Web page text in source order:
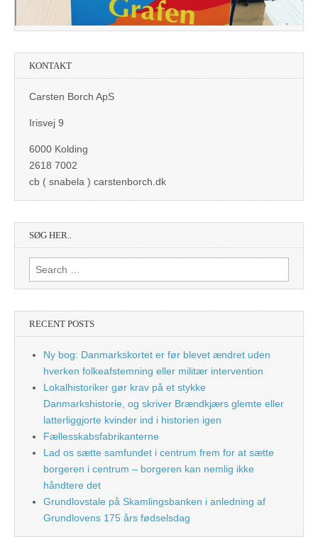
KONTAKT
Carsten Borch ApS
Irisvej 9
6000 Kolding
2618 7002
cb ( snabela ) carstenborch.dk
SØG HER..
Search
for:
RECENT POSTS
Ny bog: Danmarkskortet er før blevet ændret uden
hverken folkeafstemning eller militær intervention
Lokalhistoriker gør krav på et stykke
Danmarkshistorie, og skriver Brændkjærs glemte eller
latterliggjorte kvinder ind i historien igen
Fællesskabsfabrikanterne
Lad os sætte samfundet i centrum frem for at sætte
borgeren i centrum – borgeren kan nemlig ikke
håndtere det
Grundlovstale på Skamlingsbanken i anledning af
Grundlovens 175 års fødselsdag